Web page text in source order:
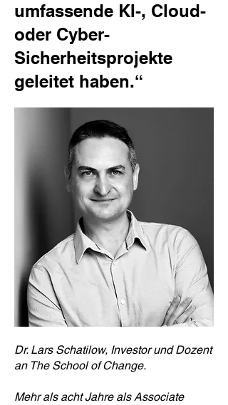
umfassende KI-, Cloud-
oder Cyber-
Sicherheitsprojekte
geleitet haben.“
Dr. Lars Schatilow, Investor und Dozent
an The School of Change.
Mehr als acht Jahre als Associate